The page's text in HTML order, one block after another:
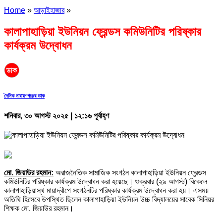
Home » আড়াইহাজার»
কালাপাহাড়িয়া ইউনিয়ন ফ্রেন্ডস কমিউনিটির পরিষ্কার
কার্যক্রম উদ্বোধন
দৈনিক নারায়ণগঞ্জের ডাক
শনিবার, ৩০ আগস্ট ২০২৫ | ১২:১৬ পূর্বাহ্ণ
মো. জিয়াউর রহমান: অরাজনৈতিক সামাজিক সংগঠন কালাপাহাড়িয়া ইউনিয়ন ফ্রেন্ডস
কমিউনিটির পরিষ্কার কার্যক্রম উদ্বোধন করা হয়েছে। শুক্রবার (২৯ আগস্ট) বিকেলে
কালাপাহাড়িয়াস্থ মায়াদ্বীপে সংগঠনটির পরিষ্কার কার্যক্রম উদ্বোধন করা হয়। এসময়
অতিথি হিসেবে উপস্থিত ছিলেন কালাপাহাড়িয়া ইউনিয়ন উচ্চ বিদ্যালয়ের সাবেক সিনিয়র
শিক্ষক মো. জিয়াউর রহমান।